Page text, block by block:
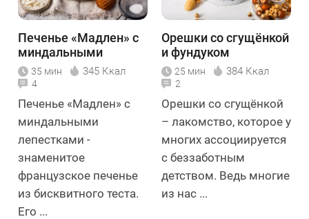
Печенье «Мадлен» с
миндальными
лепестками
35 мин 345 Ккал
4
Печенье «Мадлен» с
миндальными
лепестками -
знаменитое
французское печенье
из бисквитного теста.
Его ...
Орешки со сгущёнкой
и фундуком
25 мин 384 Ккал
2
Орешки со сгущёнкой
– лакомство, которое у
многих ассоциируется
с беззаботным
детством. Ведь многие
из нас ...